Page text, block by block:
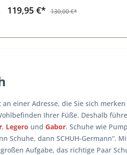
119,95 €*
130,00 €*
an einer Adresse, die Sie sich
Ihrer Füße. Deshalb
, Legero und Gabor. Schuhe wie
Schuhe, dann SCHUH-Germann“.
Aufgabe, das richtige Paar